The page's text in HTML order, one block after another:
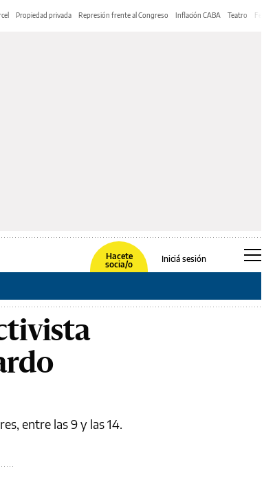
Propiedad privada Represión frente al Congreso Inflación CABA Teatro
Hacete
socia/o
Iniciá sesión
entre las 9 y las 14.